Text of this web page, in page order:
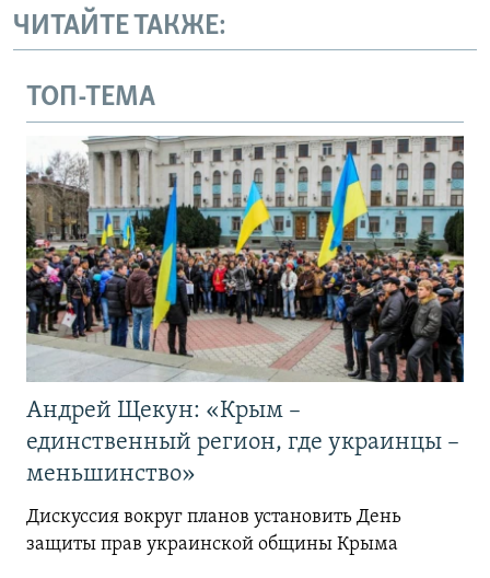
ЧИТАЙТЕ ТАКЖЕ:
ТОП-ТЕМА
Андрей Щекун: «Крым –
единственный регион, где украинцы –
меньшинство»
Дискуссия вокруг планов установить День
защиты прав украинской общины Крыма